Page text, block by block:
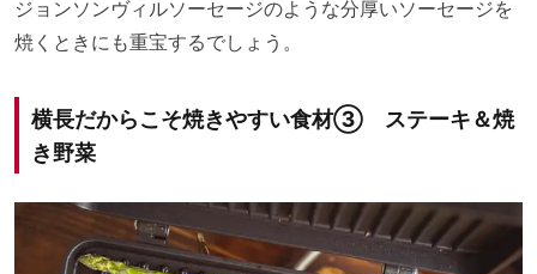
ジョンソンヴィルソーセージのような分厚いソーセージを
焼くときにも重宝するでしょう。
横長だからこそ焼きやすい食材③ ステーキ＆焼
き野菜